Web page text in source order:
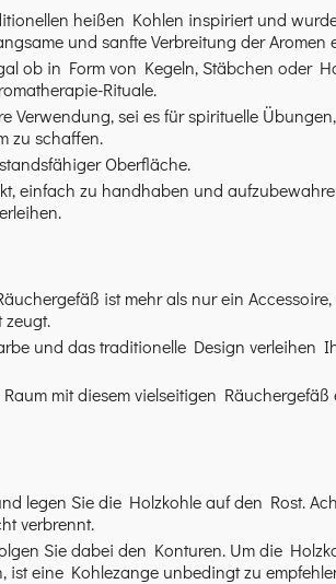
heißen Kohlen inspiriert und
und sanfte Verbreitung der Aromen
ob in Form von Kegeln, Stäbchen oder
Rituale.
Verwendung, sei es für spirituelle
zu schaffen.
Oberfläche.
einfach zu handhaben und
ist mehr als nur ein Accessoire,
und das traditionelle Design verleihen
Raum mit diesem vielseitigen
legen Sie die Holzkohle auf den Rost.
verbrennt.
Sie dabei den Konturen. Um die
eine Kohlezange unbedingt zu